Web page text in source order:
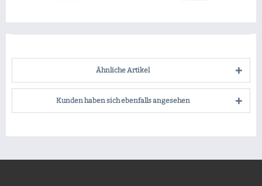
Ähnliche Artikel
Kunden haben sich ebenfalls angesehen